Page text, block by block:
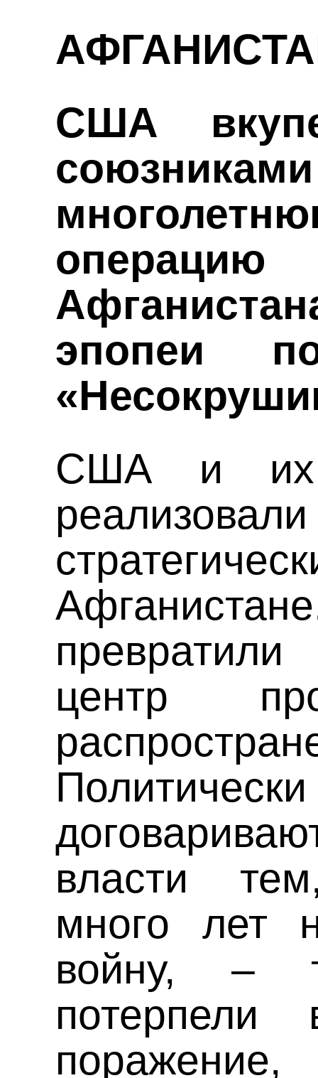
США
операцию
эпопеи
США и их
центр
власти
много лет
войну, –
потерпели